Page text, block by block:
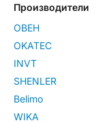
Производители
ОВЕН
OKATEC
INVT
SHENLER
Belimo
WIKA